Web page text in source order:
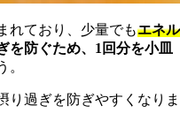
れており、少量でもエネル
を防ぐため、1回分を小皿
。
り過ぎを防ぎやすくなりま